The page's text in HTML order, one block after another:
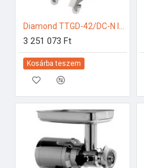
3 251 073 Ft
Kosárba teszem